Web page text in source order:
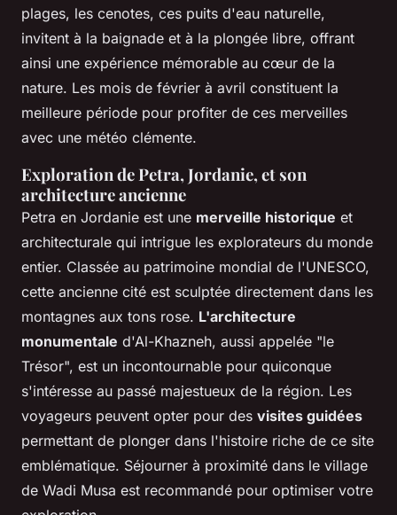
plages, les cenotes, ces puits d'eau naturelle,
invitent à la baignade et à la plongée libre, offrant
ainsi une expérience mémorable au cœur de la
nature. Les mois de février à avril constituent la
meilleure période pour profiter de ces merveilles
avec une météo clémente.
Exploration de Petra, Jordanie, et son
architecture ancienne
Petra en Jordanie est une merveille historique et
architecturale qui intrigue les explorateurs du monde
entier. Classée au patrimoine mondial de l'UNESCO,
cette ancienne cité est sculptée directement dans les
montagnes aux tons rose. L'architecture
monumentale d'Al-Khazneh, aussi appelée "le
Trésor", est un incontournable pour quiconque
s'intéresse au passé majestueux de la région. Les
voyageurs peuvent opter pour des visites guidées
permettant de plonger dans l'histoire riche de ce site
emblématique. Séjourner à proximité dans le village
de Wadi Musa est recommandé pour optimiser votre